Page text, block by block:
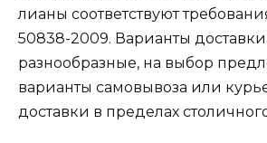
лианы соответствуют
50838-2009. Варианты доставки
разнообразные, на выбор
варианты самовывоза или
доставки в пределах